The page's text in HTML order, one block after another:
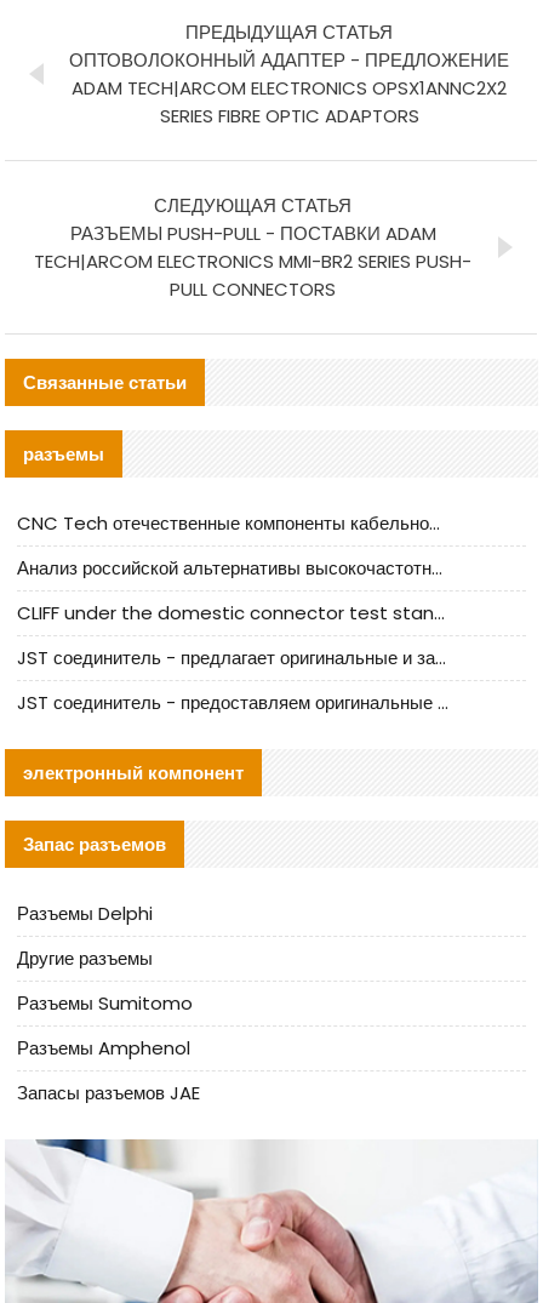
ПРЕДЫДУЩАЯ СТАТЬЯ
ОПТОВОЛОКОННЫЙ АДАПТЕР - ПРЕДЛОЖЕНИЕ
ADAM TECH|ARCOM ELECTRONICS OPSX1ANNC2X2
SERIES FIBRE OPTIC ADAPTORS
СЛЕДУЮЩАЯ СТАТЬЯ
РАЗЪЕМЫ PUSH-PULL - ПОСТАВКИ ADAM
TECH|ARCOM ELECTRONICS MMI-BR2 SERIES PUSH-
PULL CONNECTORS
Связанные статьи
разъемы
CNC Tech отечественные компоненты кабельной арматуры оценка и руководство по производственному внедрению
Анализ российской альтернативы высокочастотных кабельных колодцев I-PEX
CLIFF under the domestic connector test standard update
JST соединитель - предлагает оригинальные и заменяющие JST NSHR-02V-S соединители
JST соединитель - предоставляем оригинальные JST GHR-09V-S соединители и их аналоги
электронный компонент
Запас разъемов
Разъемы Delphi
Другие разъемы
Разъемы Sumitomo
Разъемы Amphenol
Запасы разъемов JAE